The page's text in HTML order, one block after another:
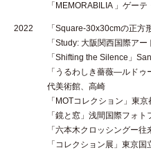
「MEMORABILIA 」ゲー
2022
「Square-30x30cmの正方
「Study: 大阪関西国際ア
「Shifting the Silence」
「うるわしき薔薇—ルドゥ
代美術館、高崎
「MOTコレクション」東
「鏡と窓」浅間国際フォ
「六本木クロッシングー
「コレクション展」東京